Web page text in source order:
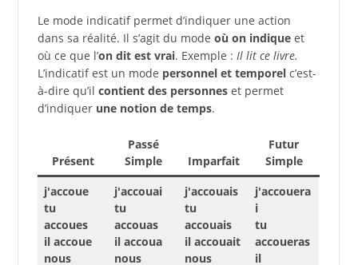
Le mode indicatif permet d’indiquer une action
dans sa réalité. Il s’agit du mode où on indiqueet
où ce que l’on dit est vrai. Exemple : Il lit ce livre.
L’indicatif est un mode personnel et temporelc’est-
à-dire qu’il contient des personneset permet
d’indiquer une notion de temps.
Présent
Passé
Simple
Imparfait
Futur
Simple
j'accoue
tu
accoues
il accoue
nous
j'accouai
tu
accouas
il accoua
nous
j'accouais
tu
accouais
il accouait
nous
j'accouera
i
tu
accoueras
il